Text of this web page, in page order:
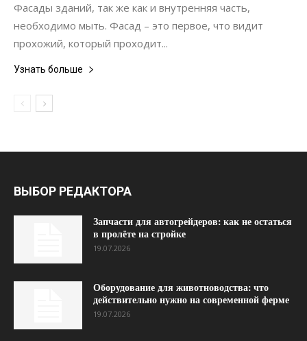
Фасады зданий, так же как и внутренняя часть,
необходимо мыть. Фасад – это первое, что видит
прохожий, который проходит...
Узнать больше
ВЫБОР РЕДАКТОРА
Запчасти для автогрейдеров: как не остаться
в пролёте на стройке
19.07.2026
Оборудование для животноводства: что
действительно нужно на современной ферме
19.07.2026